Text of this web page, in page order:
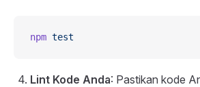
npm test
Lint Kode Anda: Pastikan kode